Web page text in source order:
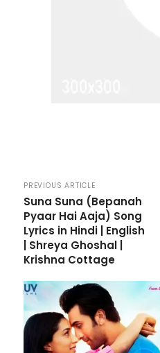
PREVIOUS ARTICLE
Suna Suna (Bepanah
Pyaar Hai Aaja) Song
Lyrics in Hindi | English
| Shreya Ghoshal |
Krishna Cottage